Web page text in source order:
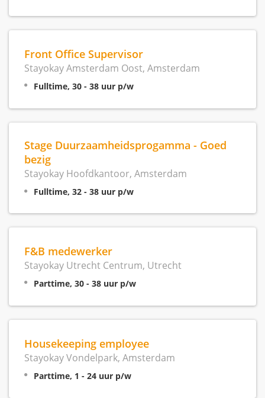
Front Office Supervisor
Stayokay Amsterdam Oost, Amsterdam
Fulltime, 30 - 38 uur p/w
Stage Duurzaamheidsprogamma - Goed
bezig
Stayokay Hoofdkantoor, Amsterdam
Fulltime, 32 - 38 uur p/w
F&B medewerker
Stayokay Utrecht Centrum, Utrecht
Parttime, 30 - 38 uur p/w
Housekeeping employee
Stayokay Vondelpark, Amsterdam
Parttime, 1 - 24 uur p/w